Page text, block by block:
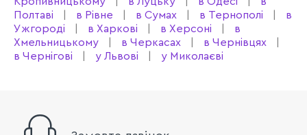
Полтаві
в Рівне в Сумах в Тернополі
в
Ужгороді
в Харкові в Херсоні
в
Хмельницькому
в Черкасах
в Чернівцях
в Чернігові
у Львові у Миколаєві